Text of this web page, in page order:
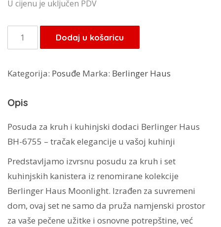
je:
125,00 KM.
U cijenu je uključen PDV
Berlinger
Haus
kutija
kruh
s
dodacima
6755
količina
Dodaj u košaricu
Kategorija: Posuđe Marka: Berlinger Haus
Opis
Posuda za kruh i kuhinjski dodaci Berlinger Haus
BH-6755 – tračak elegancije u vašoj kuhinji
Predstavljamo izvrsnu posudu za kruh i set
kuhinjskih kanistera iz renomirane kolekcije
Berlinger Haus Moonlight. Izrađen za suvremeni
dom, ovaj set ne samo da pruža namjenski prostor
za vaše pečene užitke i osnovne potrepštine, već